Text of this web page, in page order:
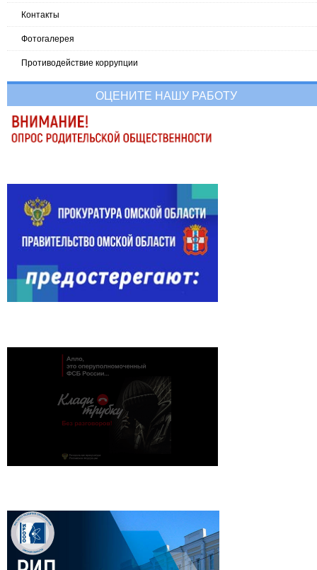
Контакты
Фотогалерея
Противодействие коррупции
ОЦЕНИТЕ НАШУ РАБОТУ